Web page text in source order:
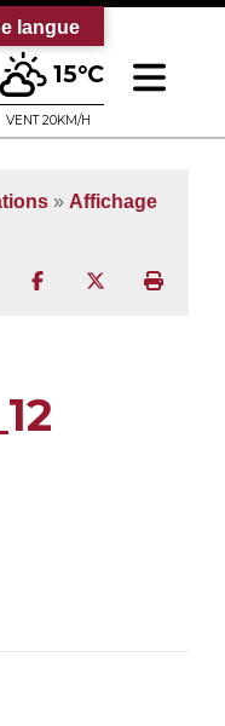
le site officiel de la
15°C
VENT 20KM/H
» Affichage
Partager surPartager sur
langue